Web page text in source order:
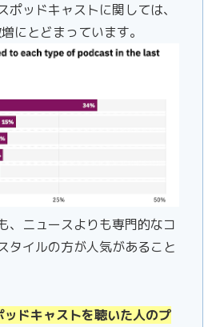
ポッドキャストに関しては、
にとどまっています。
、ニュースよりも専門的なコ
タイルの方が人気があること
ドキャストを聴いた人のプ